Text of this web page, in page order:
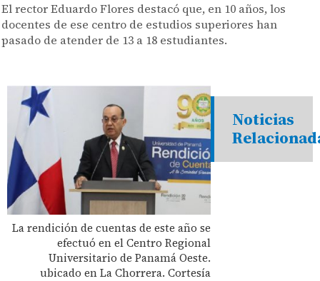
El rector Eduardo Flores destacó que, en 10 años, los
docentes de ese centro de estudios superiores han
pasado de atender de 13 a 18 estudiantes.
La rendición de cuentas de este año se
efectuó en el Centro Regional
Universitario de Panamá Oeste.
ubicado en La Chorrera. Cortesía
Noticias